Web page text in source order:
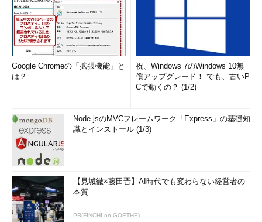
Google Chromeの「拡張機能」と
は？
祝、Windows 7のWindows 10無
償アップグレード！ でも、古いP
Cで動くの？ (1/2)
Node.jsのMVCフレームワーク「Express」の基礎知
識とインストール (1/3)
【見城徹×藤田晋】AI時代でも変わらない経営者の
本質
PR(FINCHI on GOETHE)